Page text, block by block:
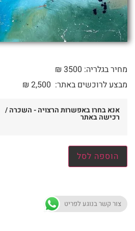
מחיר בגלריה: 3500 ₪
מבצע לרוכשים באתר:
₪ 2,500
אנא בחרו באפשרות הרצויה - השכרה /
רכישה באתר
הוספה לסל
צור קשר בנוגע לפריט